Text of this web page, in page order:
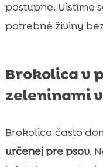
postupne. Uistíme
potrebné živiny
Brokolica v
zeleninami
Brokolica často
určenej pre psov.